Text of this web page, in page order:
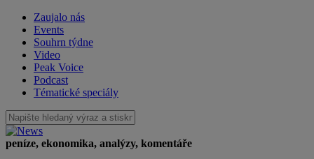
Zaujalo nás
Events
Souhrn týdne
Video
Peak Voice
Podcast
Tématické speciály
peníze, ekonomika, analýzy, komentáře